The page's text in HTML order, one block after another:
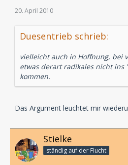
20. April 2010
Duesentrieb schrieb:
vielleicht auch in Hoffnung, bei
etwas derart radikales nicht ins
kommen.
Das Argument leuchtet mir
Stielke
ständig auf der Flucht